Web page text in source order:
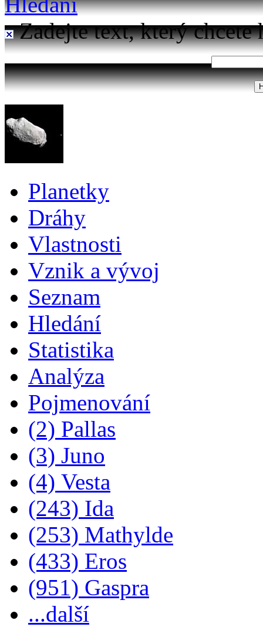
Zadejte text, který chcete
Planetky
Dráhy
Vlastnosti
Vznik a vývoj
Seznam
Hledání
Statistika
Analýza
Pojmenování
(2) Pallas
(3) Juno
(4) Vesta
(243) Ida
(253) Mathylde
(433) Eros
(951) Gaspra
...další